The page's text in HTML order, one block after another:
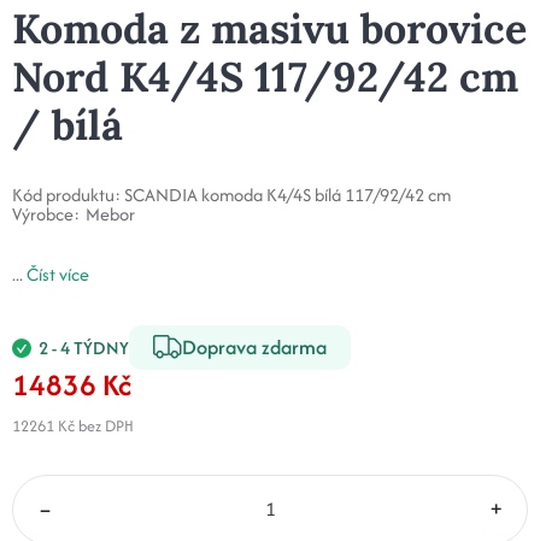
Komoda z masivu borovice
Nord K4/4S 117/92/42 cm
/ bílá
Kód produktu: SCANDIA komoda K4/4S bílá 117/92/42 cm
Výrobce: Mebor
...Číst více
2 - 4 TÝDNY Doprava zdarma
14836 Kč
12261 Kč bez DPH
– +